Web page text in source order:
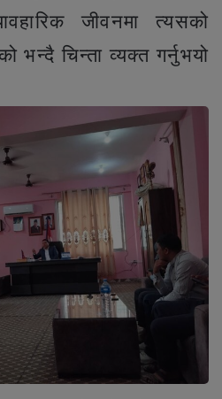
जीवनमा त्यसको
भन्दै चिन्ता व्यक्त गर्नुभयो